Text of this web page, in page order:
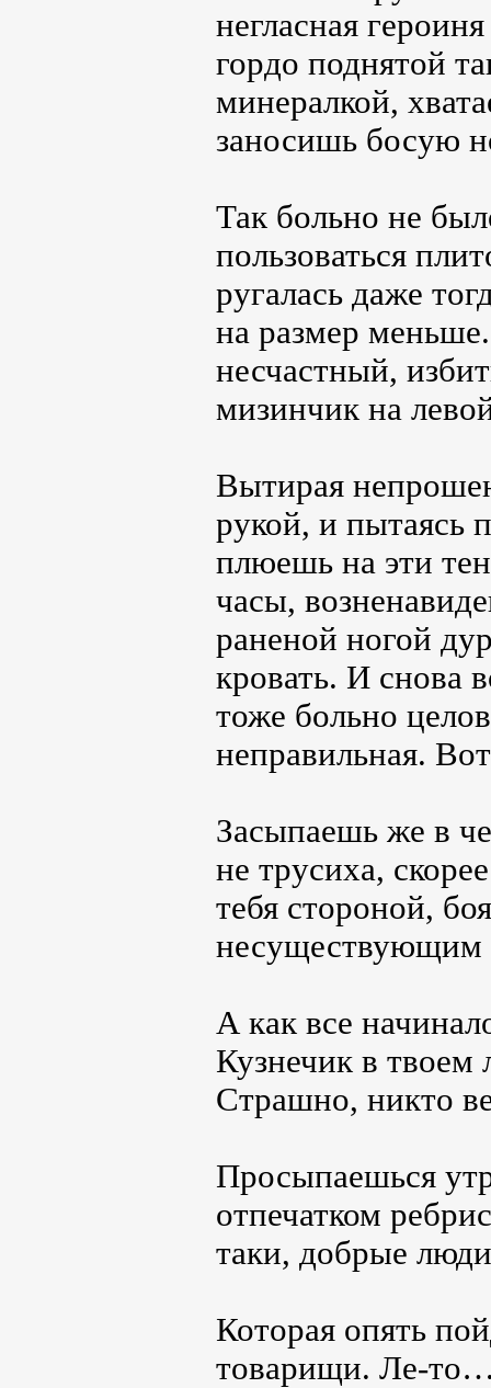
негласная
гордо поднятой
минералкой,
заносишь босую
Так больно не
пользоваться
ругалась даже
на размер
несчастный,
мизинчик на
Вытирая
рукой, и пытаясь
плюешь на эти
часы,
раненой ногой
кровать. И снова
тоже больно
неправильная.
Засыпаешь же в
не трусиха,
тебя стороной,
несуществующим
А как все
Кузнечик в
Страшно, никто
Просыпаешься
отпечатком
таки, добрые
Которая опять
товарищи. Ле-